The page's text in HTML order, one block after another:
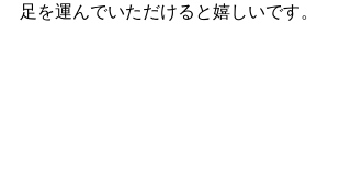
足を運んでいただけると嬉しいです。